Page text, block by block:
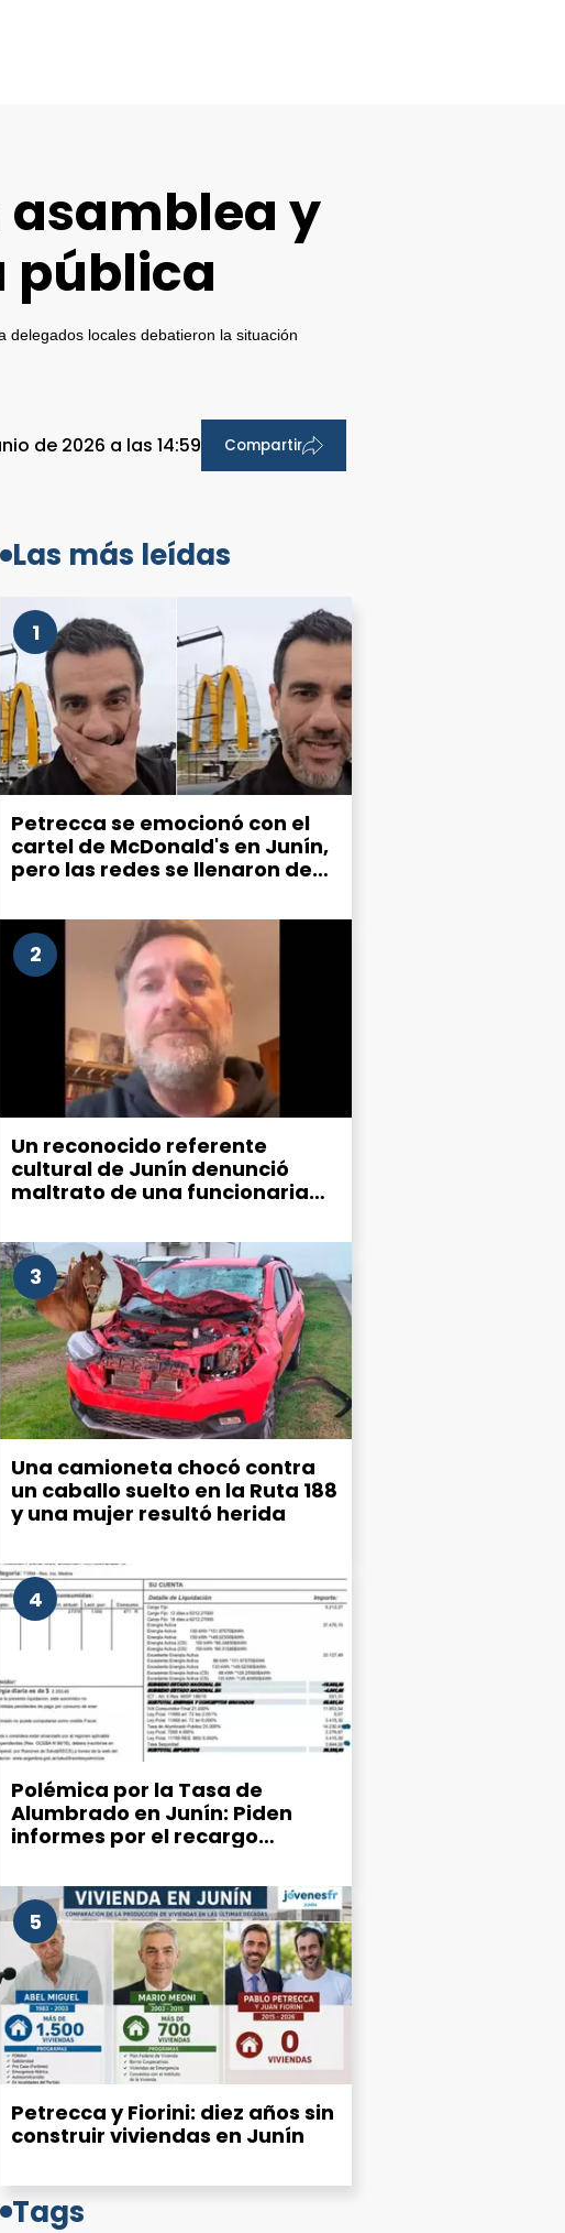
asamblea y
pública
delegados locales debatieron la situación
de 2026 a las 14:59 Compartir
Las más leídas
1
Petrecca se emocionó con el
cartel de McDonald's en Junín,
pero las redes se llenaron de
ciudad
2
Un reconocido referente
cultural de Junín denunció
maltrato de una funcionaria
3
Una camioneta chocó contra
un caballo suelto en la Ruta 188
y una mujer resultó herida
4
Polémica por la Tasa de
Alumbrado en Junín: Piden
informes por el recargo
de luz
5
Petrecca y Fiorini: diez años sin
construir viviendas en Junín
Tags